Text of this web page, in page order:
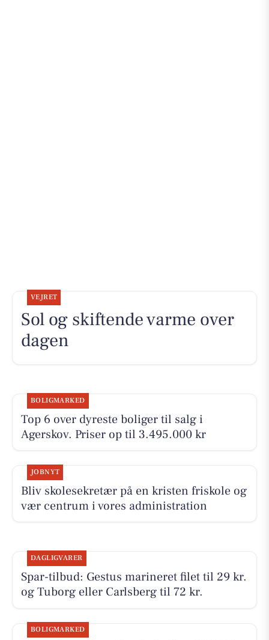
VEJRET
Sol og skiftende varme over
dagen
BOLIGMARKED
Top 6 over dyreste boliger til salg i
Agerskov. Priser op til 3.495.000 kr
JOBNYT
Bliv skolesekretær på en kristen friskole og
vær centrum i vores administration
DAGLIGVARER
Spar-tilbud: Gestus marineret filet til 29 kr.
og Tuborg eller Carlsberg til 72 kr.
BOLIGMARKED